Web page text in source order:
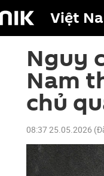
Việt
Nguy
Nam
chủ
08:37 25.05.2026